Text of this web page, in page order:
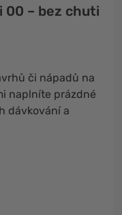
00 – bez chuti
či nápadů na
naplníte prázdné
dávkování a